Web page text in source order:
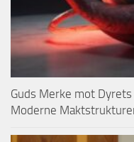
Guds Merke mot
Moderne